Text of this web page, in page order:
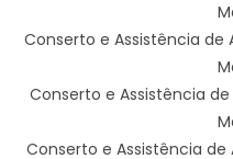
Conserto e Assistência de
Conserto e Assistência
Conserto e Assistência